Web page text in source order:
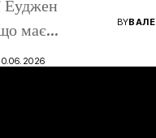
Еуджен
має
BY